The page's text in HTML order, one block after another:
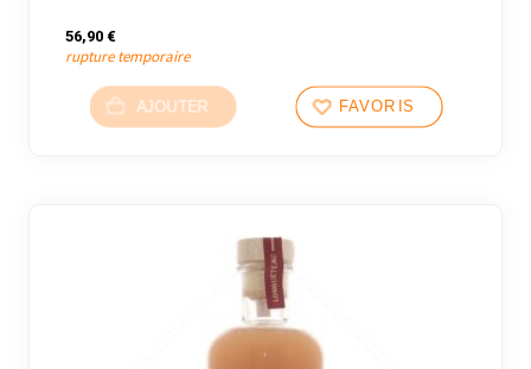
56,90 €
rupture temporaire
AJOUTER FAVORIS